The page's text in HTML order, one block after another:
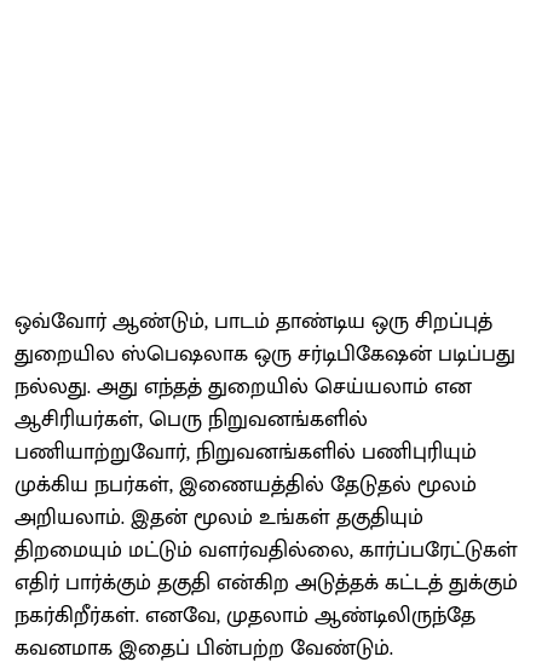
ஒவ்வோர் ஆண்டும், பாடம் தாண்டிய ஒரு சிறப்புத்
துறையில ஸ்பெஷலாக ஒரு சர்டிபிகேஷன் படிப்பது
நல்லது. அது எந்தத் துறையில் செய்யலாம் என
ஆசிரியர்கள், பெரு நிறுவனங்களில்
பணியாற்றுவோர், நிறுவனங்களில் பணிபுரியும்
முக்கிய நபர்கள், இணையத்தில் தேடுதல் மூலம்
அறியலாம். இதன் மூலம் உங்கள் தகுதியும்
திறமையும் மட்டும் வளர்வதில்லை, கார்ப்பரேட்டுகள்
எதிர் பார்க்கும் தகுதி என்கிற அடுத்தக் கட்டத் துக்கும்
நகர்கிறீர்கள். எனவே, முதலாம் ஆண்டிலிருந்தே
கவனமாக இதைப் பின்பற்ற வேண்டும்.